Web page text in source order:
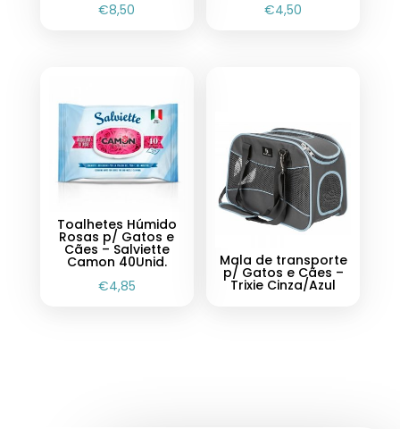
€8,50
€4,50
Toalhetes Húmido
Rosas p/ Gatos e
Cães – Salviette
Camon 40Unid.
€4,85
Mala de transporte
p/ Gatos e Cães –
Trixie Cinza/Azul